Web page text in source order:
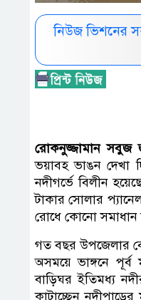
নিউজ ভিশনের
রোকনুজ্জামান সবুজ
ভয়াবহ ভাঙন দেখা
নদীগর্ভে বিলীন
টাকার সোলার
রোধে কোনো সমাধান
গত বছর উপজেলার
অসময়ে ভাঙ্গনে পূর্ব
বাড়িঘর ইতিমধ্য
কাটাচ্ছেন নদীপাড়ের